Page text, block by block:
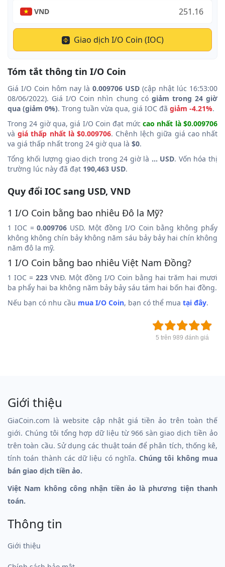
VND
Giao dịch I/O Coin (IOC)
Tóm tắt thông tin I/O Coin
Giá I/O Coin hôm nay là 0.009706 USD (cập nhật lúc 16:53:00
08/06/2022). Giá I/O Coin nhìn chung có giảm trong 24 giờ
qua (giảm 0%). Trong tuần vừa qua, giá IOC đã giảm -4.21%.
Trong 24 giờ qua, giá I/O Coin đạt mức cao nhất là $0.009706
vàgiá thấp nhất là $0.009706. Chênh lệch giữa giá cao nhất
va giá thấp nhất trong 24 giờ qua là $0.
Tổng khối lượng giao dịch trong 24 giờ là ... USD. Vốn hóa thị
trường lúc này đã đạt 190,463 USD.
Quy đổi IOC sang USD, VND
1 I/O Coin bằng bao nhiêu Đô la Mỹ?
1 IOC =0.009706 USD. Một đồng I/O Coin bằng không phẩy
không không chín bảy không năm sáu bảy bảy hai chín không
năm đô la mỹ.
1 I/O Coin bằng bao nhiêu Việt Nam Đồng?
1 IOC = 223 VNĐ. Một đồng I/O Coin bằng hai trăm hai mươi
ba phẩy hai ba không năm bảy bảy sáu tám hai bốn hai đồng.
Nếu bạn có nhu cầu mua I/O Coin, bạn có thể mua tại đây.
5 trên 989 đánh giá
Giới thiệu
GiaCoin.com là website cập nhật giá tiền ảo trên toàn thế
giới. Chúng tôi tổng hợp dữ liệu từ 966 sàn giao dịch tiền ảo
trên toàn cầu. Sử dụng các thuật toán để phân tích, thống kê,
tính toán thành các dữ liệu có nghĩa.Chúng tôi không mua
bán giao dịch tiền ảo.
Việt Nam không công nhận tiền ảo là phương tiện thanh
toán.
Thông tin
Giới thiệu